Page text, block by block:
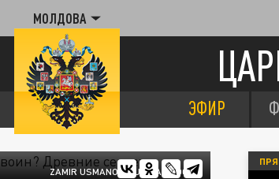
МОЛДОВА
ЭФИР
ZAMIR USMANOV/RUSSIAN LOOK